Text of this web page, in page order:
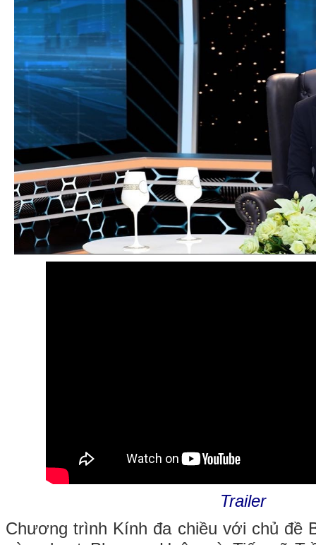
Trailer
Chương trình Kính đa chiều với chủ đề